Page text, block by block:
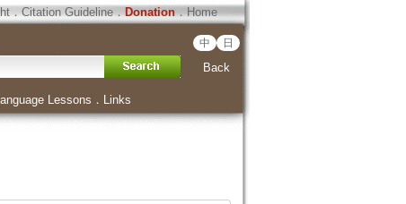
．Citation Guideline．Donation．Home
中 日
Back
Lessons ． Links